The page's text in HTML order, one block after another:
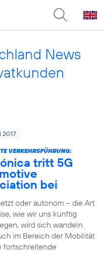
News
2017
VERKEHRSFÜHRUNG:
tritt 5G
bei
oder autonom – die Art
wie wir uns künftig
wird sich wandeln.
im Bereich der Mobilität
fortschreitende